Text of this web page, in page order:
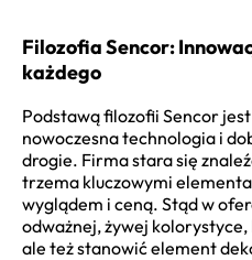
Filozofia Sencor:
każdego
Podstawą filozofii Sencor
nowoczesna technologia i
drogie. Firma stara się
trzema kluczowymi
wyglądem i ceną. Stąd w
odważnej, żywej
ale też stanowić element